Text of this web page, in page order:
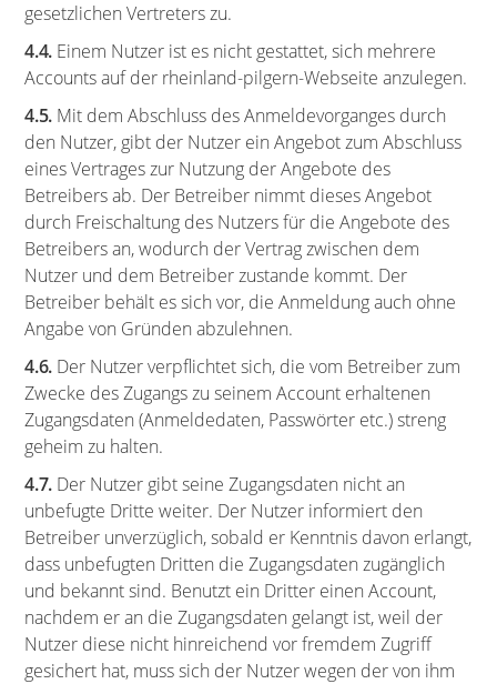
gesetzlichen Vertreters zu.
4.4.Einem Nutzer ist es nicht gestattet, sich mehrere
Accounts auf der rheinland-pilgern-Webseite anzulegen.
4.5.Mit dem Abschluss des Anmeldevorganges durch
den Nutzer, gibt der Nutzer ein Angebot zum Abschluss
eines Vertrages zur Nutzung der Angebote des
Betreibers ab. Der Betreiber nimmt dieses Angebot
durch Freischaltung des Nutzers für die Angebote des
Betreibers an, wodurch der Vertrag zwischen dem
Nutzer und dem Betreiber zustande kommt. Der
Betreiber behält es sich vor, die Anmeldung auch ohne
Angabe von Gründen abzulehnen.
4.6.Der Nutzer verpflichtet sich, die vom Betreiber zum
Zwecke des Zugangs zu seinem Account erhaltenen
Zugangsdaten (Anmeldedaten, Passwörter etc.) streng
geheim zu halten.
4.7.Der Nutzer gibt seine Zugangsdaten nicht an
unbefugte Dritte weiter. Der Nutzer informiert den
Betreiber unverzüglich, sobald er Kenntnis davon erlangt,
dass unbefugten Dritten die Zugangsdaten zugänglich
und bekannt sind. Benutzt ein Dritter einen Account,
nachdem er an die Zugangsdaten gelangt ist, weil der
Nutzer diese nicht hinreichend vor fremdem Zugriff
gesichert hat, muss sich der Nutzer wegen der von ihm